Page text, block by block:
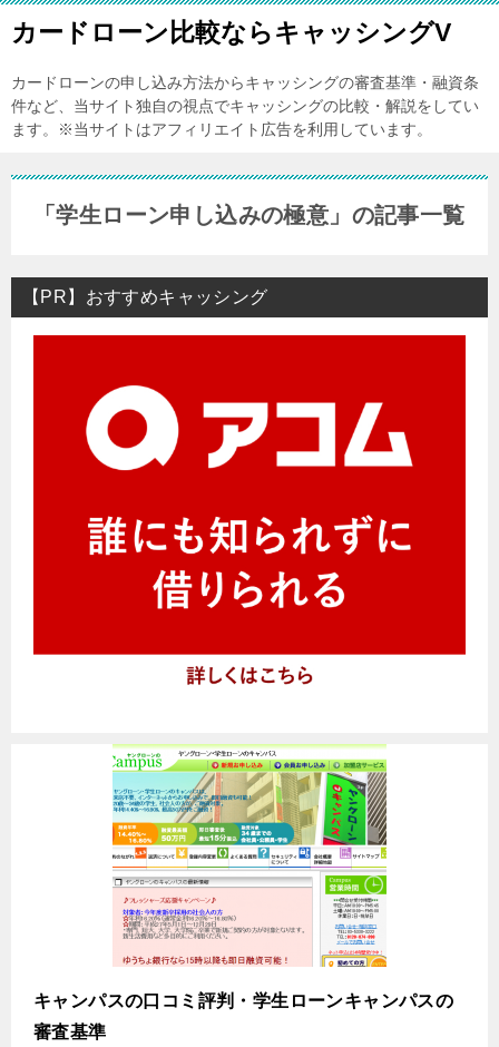
カードローン比較ならキャッシングV
カードローンの申し込み方法からキャッシングの審査基準・融資条
件など、当サイト独自の視点でキャッシングの比較・解説をしてい
ます。※当サイトはアフィリエイト広告を利用しています。
「学生ローン申し込みの極意」の記事一覧
【PR】おすすめキャッシング
キャンパスの口コミ評判・学生ローンキャンパスの
審査基準